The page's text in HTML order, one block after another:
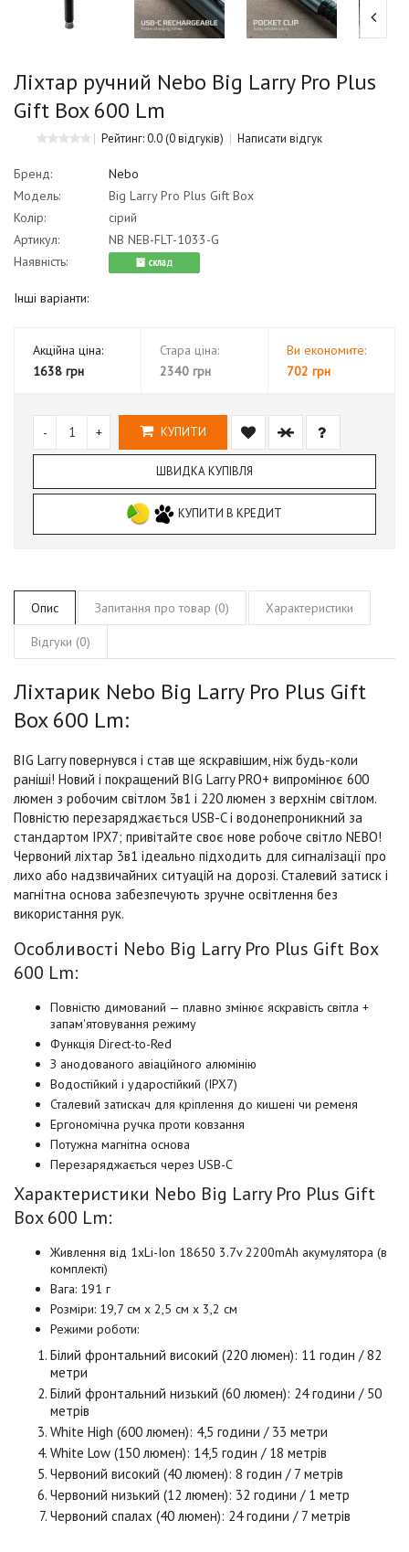
Ліхтар ручний Nebo Big Larry Pro Plus
Gift Box 600 Lm
Рейтинг: 0.0(0 відгуків) Написати відгук
Бренд:
Nebo
Модель:
Big Larry Pro Plus Gift Box
Колір:
сірий
Артикул:
NB NEB-FLT-1033-G
Наявність:
cклад
Інші варіанти:
Акційна ціна:
1638 грн
Стара ціна:
2340 грн
Ви економите:
702 грн
- + КУПИТИ
ШВИДКА КУПІВЛЯ
КУПИТИ В КРЕДИТ
Опис Запитання про товар (0) Характеристики
Відгуки (0)
Ліхтарик Nebo Big Larry Pro Plus Gift
Box 600 Lm:
BIG Larry повернувся і став ще яскравішим, ніж будь-коли
раніші! Новий і покращений BIG Larry PRO+ випромінює 600
люмен з робочим світлом 3в1 і 220 люмен з верхнім світлом.
Повністю перезаряджається USB-C і водонепроникний за
стандартом IPX7; привітайте своє нове робоче світло NEBO!
Червоний ліхтар 3в1 ідеально підходить для сигналізації про
лихо або надзвичайних ситуацій на дорозі. Сталевий затиск і
магнітна основа забезпечують зручне освітлення без
використання рук.
Особливості Nebo Big Larry Pro Plus Gift Box
600 Lm:
Повністю димований — плавно змінює яскравість світла +
запам'ятовування режиму
Функція Direct-to-Red
З анодованого авіаційного алюмінію
Водостійкий і ударостійкий (IPX7)
Сталевий затискач для кріплення до кишені чи ременя
Ергономічна ручка проти ковзання
Потужна магнітна основа
Перезаряджається через USB-C
Характеристики Nebo Big Larry Pro Plus Gift
Box 600 Lm:
Живлення від 1xLi-Ion 18650 3.7v 2200mAh акумулятора (в
комплекті)
Вага: 191 г
Розміри: 19,7 см x 2,5 см x 3,2 см
Режими роботи:
Білий фронтальний високий (220 люмен): 11 годин / 82
метри
Білий фронтальний низький (60 люмен): 24 години / 50
метрів
White High (600 люмен): 4,5 години / 33 метри
White Low (150 люмен): 14,5 годин / 18 метрів
Червоний високий (40 люмен): 8 годин / 7 метрів
Червоний низький (12 люмен): 32 години / 1 метр
Червоний спалах (40 люмен): 24 години / 7 метрів